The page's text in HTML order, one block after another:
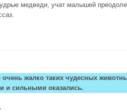
медведи, учат малышей
очень жалко таких чудесных
и сильными оказались.